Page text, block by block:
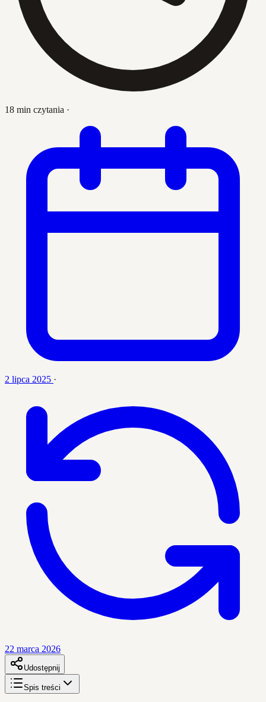
18 min czytania ·
2 lipca 2025 ·
22 marca 2026
Udostępnij
Spis treści